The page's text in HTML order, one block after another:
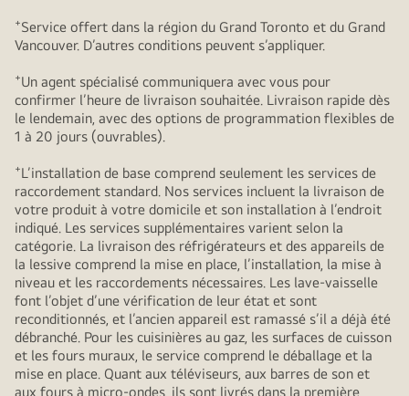
+Service offert dans la région du Grand Toronto et du Grand
Vancouver. D’autres conditions peuvent s’appliquer.
+Un agent spécialisé communiquera avec vous pour
confirmer l’heure de livraison souhaitée. Livraison rapide dès
le lendemain, avec des options de programmation flexibles de
1 à 20 jours (ouvrables).
+L’installation de base comprend seulement les services de
raccordement standard. Nos services incluent la livraison de
votre produit à votre domicile et son installation à l’endroit
indiqué. Les services supplémentaires varient selon la
catégorie. La livraison des réfrigérateurs et des appareils de
la lessive comprend la mise en place, l’installation, la mise à
niveau et les raccordements nécessaires. Les lave-vaisselle
font l’objet d’une vérification de leur état et sont
reconditionnés, et l’ancien appareil est ramassé s’il a déjà été
débranché. Pour les cuisinières au gaz, les surfaces de cuisson
et les fours muraux, le service comprend le déballage et la
mise en place. Quant aux téléviseurs, aux barres de son et
aux fours à micro-ondes, ils sont livrés dans la première